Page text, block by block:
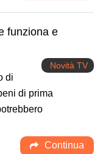
funziona e
Novità TV
di
di prima
Continua